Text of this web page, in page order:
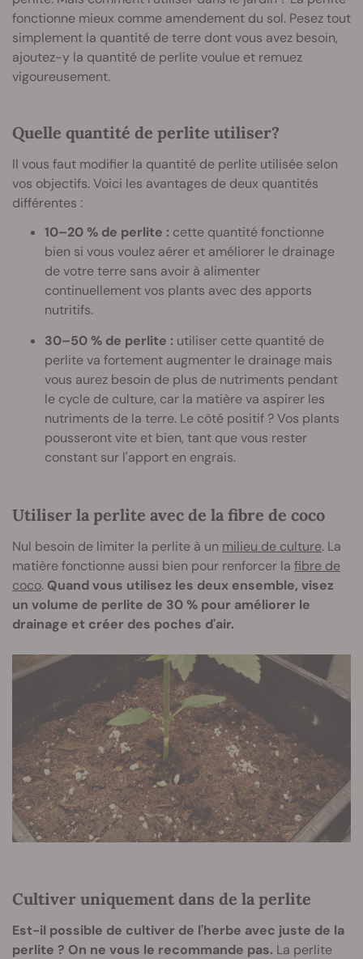
fonctionne mieux comme amendement du sol. Pesez tout
simplement la quantité de terre dont vous avez besoin,
ajoutez-y la quantité de perlite voulue et remuez
vigoureusement.
Quelle quantité de perlite utiliser?
Il vous faut modifier la quantité de perlite utilisée selon
vos objectifs. Voici les avantages de deux quantités
différentes :
10–20 % de perlite : cette quantité fonctionne
bien si vous voulez aérer et améliorer le drainage
de votre terre sans avoir à alimenter
continuellement vos plants avec des apports
nutritifs.
30–50 % de perlite : utiliser cette quantité de
perlite va fortement augmenter le drainage mais
vous aurez besoin de plus de nutriments pendant
le cycle de culture, car la matière va aspirer les
nutriments de la terre. Le côté positif ? Vos plants
pousseront vite et bien, tant que vous rester
constant sur l'apport en engrais.
Utiliser la perlite avec de la fibre de coco
Nul besoin de limiter la perlite à un milieu de culture. La
matière fonctionne aussi bien pour renforcer la fibre de
coco. Quand vous utilisez les deux ensemble, visez
un volume de perlite de 30 % pour améliorer le
drainage et créer des poches d'air.
Cultiver uniquement dans de la perlite
Est-il possible de cultiver de l'herbe avec juste de la
perlite ? On ne vous le recommande pas. La perlite